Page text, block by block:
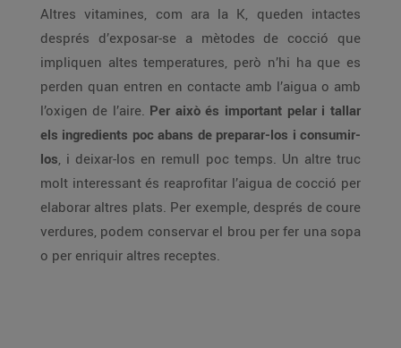
Altres vitamines, com ara la K, queden intactes
després d’exposar-se a mètodes de cocció que
impliquen altes temperatures, però n’hi ha que es
perden quan entren en contacte amb l’aigua o amb
l’oxigen de l’aire. Per això és important pelar i tallar
els ingredients poc abans de preparar-los i consumir-
los, i deixar-los en remull poc temps. Un altre truc
molt interessant és reaprofitar l’aigua de cocció per
elaborar altres plats. Per exemple, després de coure
verdures, podem conservar el brou per fer una sopa
o per enriquir altres receptes.